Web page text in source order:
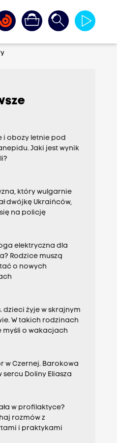
i obozy letnie pod
Jaki jest wynik
który wulgarnie
dwójkę Ukraińców,
się na policję
elektryczna dla
Rodzice muszą
o nowych
dzieci żyje w skrajnym
W takich rodzinach
myśli o wakacjach
w Czernej. Barokowa
sercu Doliny Eliasza
w profilaktyce?
rozmów z
i praktykami